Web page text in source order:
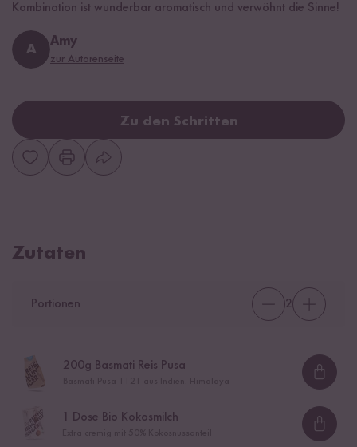
Kombination ist wunderbar aromatisch und verwöhnt die Sinne!
A
Amy
zur Autorenseite
Zu den Schritten
Zutaten
Portionen 2
200g Basmati Reis Pusa
Dose Bio Kokosmilch